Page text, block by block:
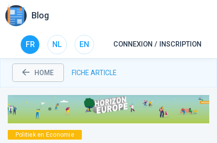
Blog
FR NL EN CONNEXION / INSCRIPTION
HOME FICHE ARTICLE
Politiek en Economie